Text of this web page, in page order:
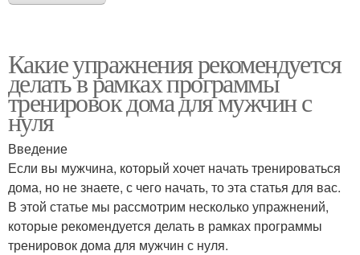
Какие упражнения рекомендуется
делать в рамках программы
тренировок дома для мужчин с
нуля
Введение
Если вы мужчина, который хочет начать тренироваться
дома, но не знаете, с чего начать, то эта статья для вас.
В этой статье мы рассмотрим несколько упражнений,
которые рекомендуется делать в рамках программы
тренировок дома для мужчин с нуля.